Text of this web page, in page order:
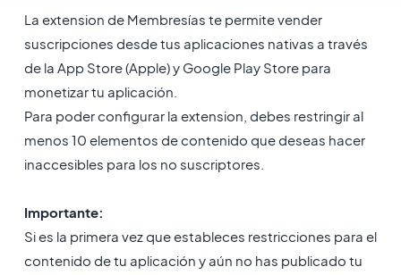
La extension de Membresías te permite vender
suscripciones desde tus aplicaciones nativas a través
de la App Store (Apple) y Google Play Store para
monetizar tu aplicación.
Para poder configurar la extension, debes restringir al
menos 10 elementos de contenido que deseas hacer
inaccesibles para los no suscriptores.
Importante:
Si es la primera vez que estableces restricciones para el
contenido de tu aplicación y aún no has publicado tu